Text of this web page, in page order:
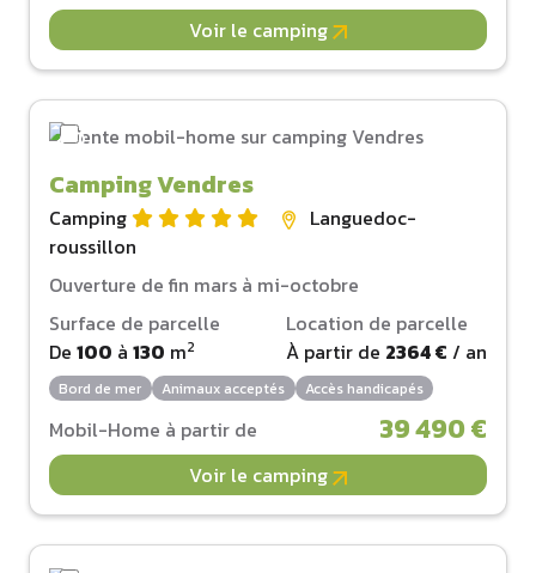
Voir le camping
Camping Vendres
Camping
Languedoc-
roussillon
Ouverture de fin mars à mi-octobre
Surface de parcelle
De 100 à 130 m2
Location de parcelle
À partir de 2364 € / an
Bord de mer Animaux acceptés Accès handicapés
Mobil-Home à partir de 39 490 €
Voir le camping